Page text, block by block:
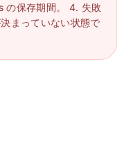
の保存期間。 4. 失敗
まっていない状態で